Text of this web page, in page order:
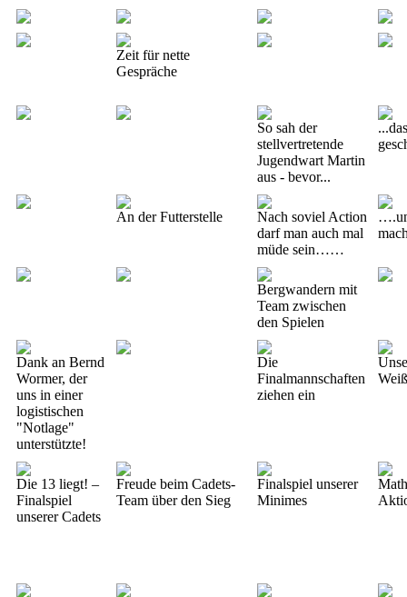
Zeit für nette
Gespräche
So sah der
stellvertretende
Jugendwart Martin
aus - bevor...
An der Futterstelle
Nach soviel Action
darf man auch mal
müde sein……
Bergwandern mit
Team zwischen
den Spielen
Dank an Bernd
Wormer, der
uns in einer
logistischen
"Notlage"
unterstützte!
Die
Finalmannschaften
ziehen ein
Weiß
Die 13 liegt! –
Finalspiel
unserer Cadets
Freude beim Cadets-
Team über den Sieg
Finalspiel unserer
Minimes